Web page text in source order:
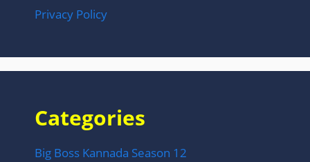
Privacy Policy
Categories
Big Boss Kannada Season 12